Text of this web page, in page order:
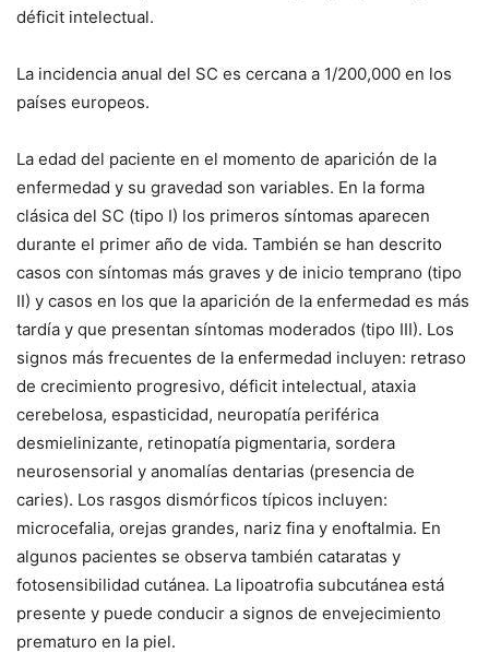
déficit intelectual.
La incidencia anual del SC es cercana a 1/200,000 en los
países europeos.
La edad del paciente en el momento de aparición de la
enfermedad y su gravedad son variables. En la forma
clásica del SC (tipo I) los primeros síntomas aparecen
durante el primer año de vida. También se han descrito
casos con síntomas más graves y de inicio temprano (tipo
II) y casos en los que la aparición de la enfermedad es más
tardía y que presentan síntomas moderados (tipo III). Los
signos más frecuentes de la enfermedad incluyen: retraso
de crecimiento progresivo, déficit intelectual, ataxia
cerebelosa, espasticidad, neuropatía periférica
desmielinizante, retinopatía pigmentaria, sordera
neurosensorial y anomalías dentarias (presencia de
caries). Los rasgos dismórficos típicos incluyen:
microcefalia, orejas grandes, nariz fina y enoftalmia. En
algunos pacientes se observa también cataratas y
fotosensibilidad cutánea. La lipoatrofia subcutánea está
presente y puede conducir a signos de envejecimiento
prematuro en la piel.